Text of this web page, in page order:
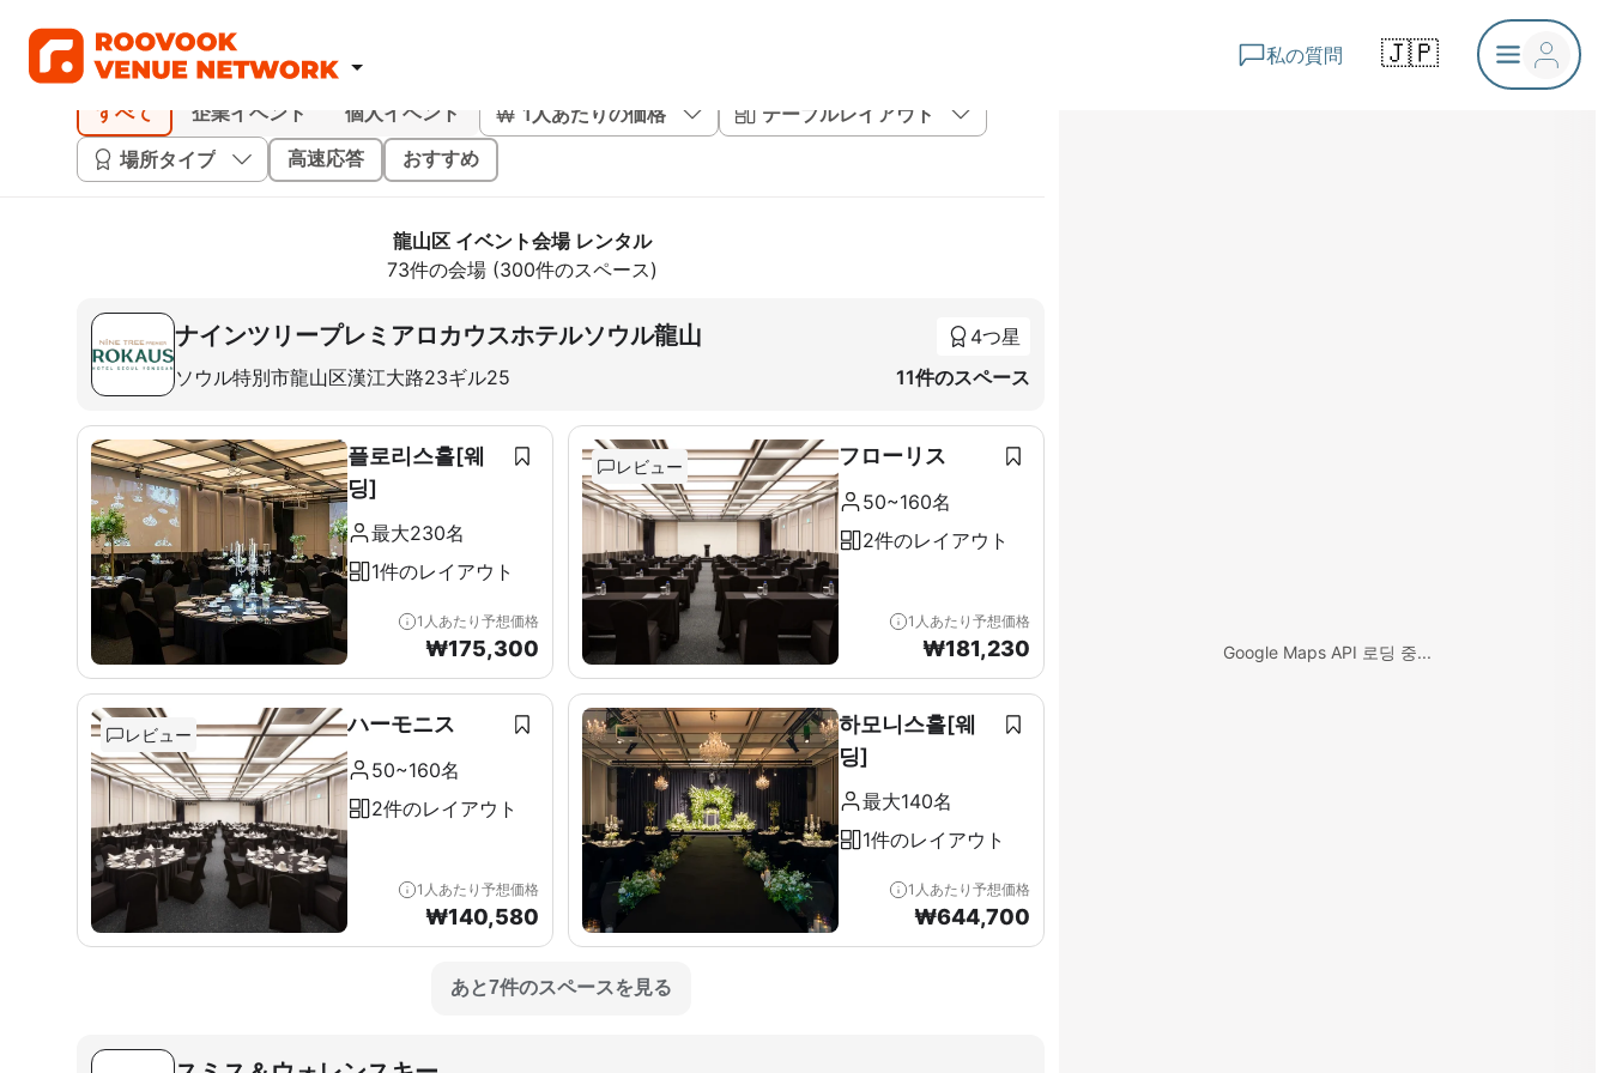
私の質問 🇯🇵
すべて 企業イベント 個人イベント 1人あたりの価格
テーブルレイアウト
場所タイプ
高速応答 おすすめ
龍山区 イベント会場 レンタル
73件の会場 (300件のスペース)
ナインツリープレミアロカウスホテルソウル龍山
ソウル特別市龍山区漢江大路23ギル25
4つ星
11件のスペース
플로리스홀[웨
딩]
最大230名
1件のレイアウト
1人あたり予想価格
₩175,300
レビュー フローリス
50~160名
2件のレイアウト
1人あたり予想価格
₩181,230
レビュー ハーモニス
50~160名
2件のレイアウト
1人あたり予想価格
₩140,580
하모니스홀[웨
딩]
最大140名
1件のレイアウト
1人あたり予想価格
₩644,700
あと7件のスペースを見る
Google Maps API 로딩 중...